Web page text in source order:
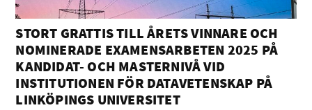
STORT GRATTIS TILL ÅRETS VINNARE OCH
NOMINERADE EXAMENSARBETEN 2025 PÅ
KANDIDAT- OCH MASTERNIVÅ VID
INSTITUTIONEN FÖR DATAVETENSKAP PÅ
LINKÖPINGS UNIVERSITET